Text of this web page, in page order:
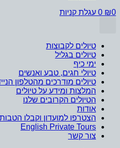
₪0
0 עגלת קניות
טיולים לקבוצות
טיולים בגליל
ימי כיף
טיולי חגים, טבע ואנשים
טיולים מודרכים מהטלפון הנייד
המלצות ומידע על טיולים
הטיולים הקרובים שלנו
אודות
הצטרפו למועדון וקבלו הטבות
English Private Tours
צור קשר